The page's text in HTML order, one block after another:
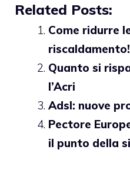
Related Posts:
Come ridurre
riscaldamento!
Quanto si
l’Acri
Adsl: nuove
Pectore
il punto della